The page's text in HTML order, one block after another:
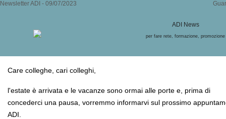
Newsletter ADI - 09/07/2023
ADI News
per fare rete, formazione, promozione
Care colleghe, cari colleghi,
l'estate è arrivata e le vacanze sono ormai alle porte e, prima di
concederci una pausa, vorremmo informarvi sul prossimo
ADI.